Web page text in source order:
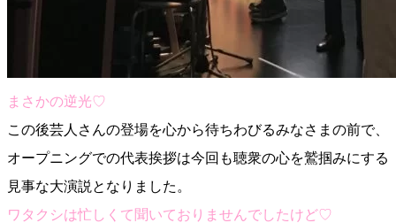
まさかの逆光♡
この後芸人さんの登場を心から待ちわびるみなさまの前で、
オープニングでの代表挨拶は今回も聴衆の心を鷲掴みにする
見事な大演説となりました。
ワタクシは忙しくて聞いておりませんでしたけど♡